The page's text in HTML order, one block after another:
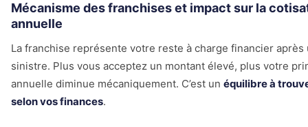
Mécanisme des franchises et impact sur la
annuelle
La franchise représente votre reste à charge financier après
sinistre. Plus vous acceptez un montant élevé, plus votre
annuelle diminue mécaniquement. C’est un équilibre à
selon vos finances.